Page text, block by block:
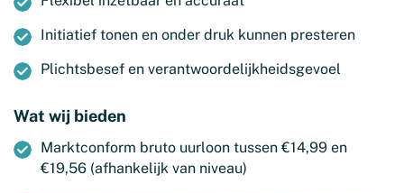
Initiatief tonen en onder druk kunnen presteren
Plichtsbesef en verantwoordelijkheidsgevoel
Wat wij bieden
Marktconform bruto uurloon tussen €14,99 en
€19,56 (afhankelijk van niveau)